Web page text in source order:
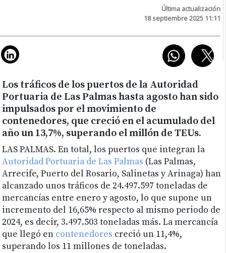
Última actualización
18 septiembre 2025 11:11
Los tráficos de los puertos de la Autoridad
Portuaria de Las Palmas hasta agosto han sido
impulsados por el movimiento de
contenedores, que creció en el acumulado del
año un 13,7%, superando el millón de TEUs.
LAS PALMAS. En total, los puertos que integran la
Autoridad Portuaria de Las Palmas (Las Palmas,
Arrecife, Puerto del Rosario, Salinetas y Arinaga) han
alcanzado unos tráficos de 24.497.597 toneladas de
mercancías entre enero y agosto, lo que supone un
incremento del 16,65% respecto al mismo periodo de
2024, es decir, 3.497.503 toneladas más. La mercancía
que llegó en contenedores creció un 11,4%,
superando los 11 millones de toneladas.